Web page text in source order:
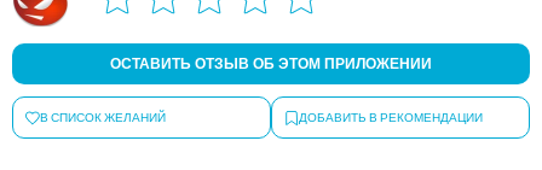
ОСТАВИТЬ ОТЗЫВ ОБ ЭТОМ ПРИЛОЖЕНИИ
В СПИСОК ЖЕЛАНИЙ ДОБАВИТЬ В РЕКОМЕНДАЦИИ